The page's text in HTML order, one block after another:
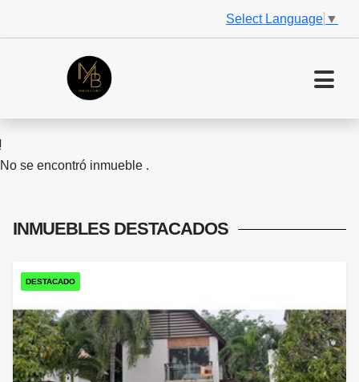
Select Language ▼
No se encontró inmueble .
INMUEBLES DESTACADOS
DESTACADO